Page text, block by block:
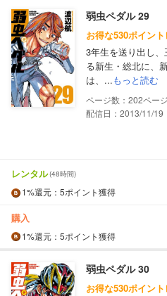
弱虫ペダル 29
お得な530ポイン
3年生を送り出し
る新生・総北に、
は、...もっと読む
202
配信日：2013/11/19
レンタル(48時間)
1%還元 ：5ポイント獲得
購入
1%還元 ：5ポイント獲得
弱虫ペダル 30
お得な530ポイン